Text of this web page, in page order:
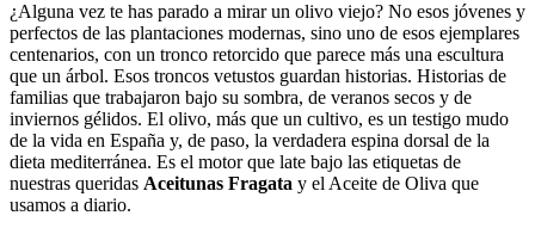
¿Alguna vez te has parado a mirar un olivo viejo? No esos jóvenes y
perfectos de las plantaciones modernas, sino uno de esos ejemplares
centenarios, con un tronco retorcido que parece más una escultura
que un árbol. Esos troncos vetustos guardan historias. Historias de
familias que trabajaron bajo su sombra, de veranos secos y de
inviernos gélidos. El olivo, más que un cultivo, es un testigo mudo
de la vida en España y, de paso, la verdadera espina dorsal de la
dieta mediterránea. Es el motor que late bajo las etiquetas de
nuestras queridas Aceitunas Fragata y el Aceite de Oliva que
usamos a diario.